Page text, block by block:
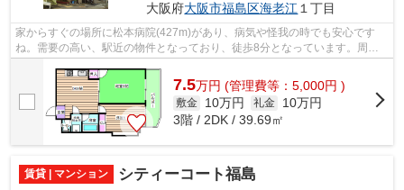
大阪府大阪市福島区海老江１丁目
家からすぐの場所に松本病院(427m)があり、病気や怪我の時でも安心です
ね。需要の高い、駅近の物件となっており、徒歩8分となっています。周辺
7.5万円 (管理費等：5,000円 )
敷金 10万円 礼金
10万円
3階 / 2DK / 39.69㎡
賃貸 | マンション シティーコート福島